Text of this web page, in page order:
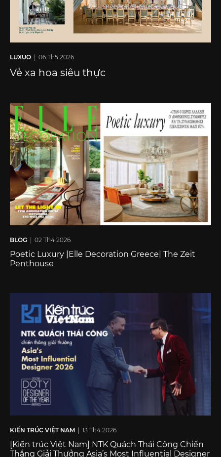
LUXUO | 06 Th5 2026
Vẻ xa hoa siêu thực
BLOG | 02 Th4 2026
Poetic Luxury |Elle Decoration Greece| The Zeit
Penthouse
KIẾN TRÚC VIỆT NAM | 13 Th4 2026
[Kiến trúc Việt Nam] NTK Quách Thái Công Chiến
Thắng Giải Thưởng Asia’s Most Influential Designer